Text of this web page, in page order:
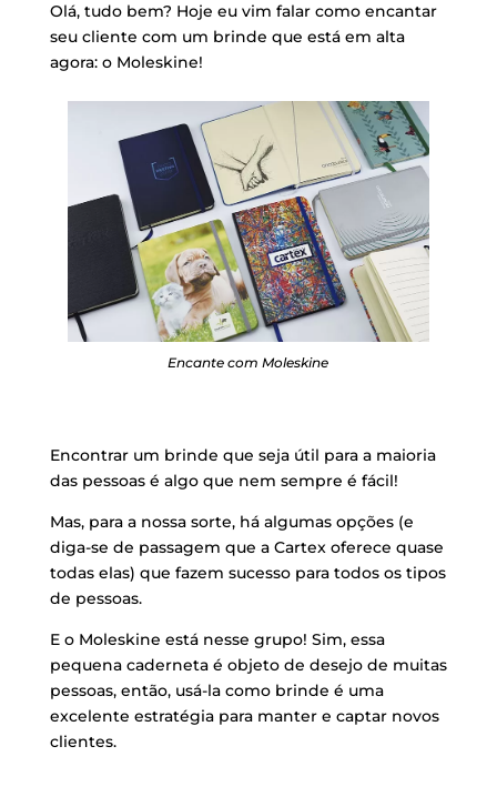
Olá, tudo bem? Hoje eu vim falar como encantar
seu cliente com um brinde que está em alta
agora: o Moleskine!
Encante com Moleskine
Encontrar um brinde que seja útil para a maioria
das pessoas é algo que nem sempre é fácil!
Mas, para a nossa sorte, há algumas opções (e
diga-se de passagem que a Cartex oferece quase
todas elas) que fazem sucesso para todos os tipos
de pessoas.
E o Moleskine está nesse grupo! Sim, essa
pequena caderneta é objeto de desejo de muitas
pessoas, então, usá-la como brinde é uma
excelente estratégia para manter e captar novos
clientes.